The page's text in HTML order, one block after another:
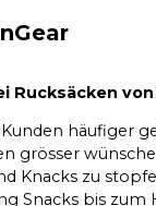
von
häufiger
grösser
Knacks zu
Snacks bis zum